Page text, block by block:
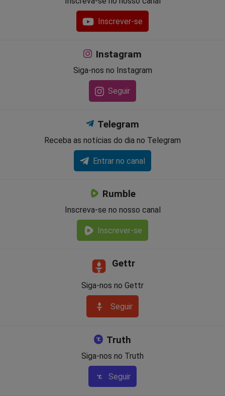
Inscrever-se
Instagram
Siga-nos no Instagram
Seguir
Telegram
Receba as notícias do dia no Telegram
Entrar no canal
Rumble
Inscreva-se no nosso canal
Inscrever-se
Gettr
Siga-nos no Gettr
Seguir
Truth
Siga-nos no Truth
Seguir